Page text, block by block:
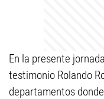
En la presente
testimonio Rolando
departamentos